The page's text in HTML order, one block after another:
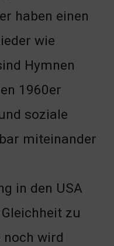
haben einen
wie
Hymnen
1960er
soziale
miteinander
in den USA
zu
wird